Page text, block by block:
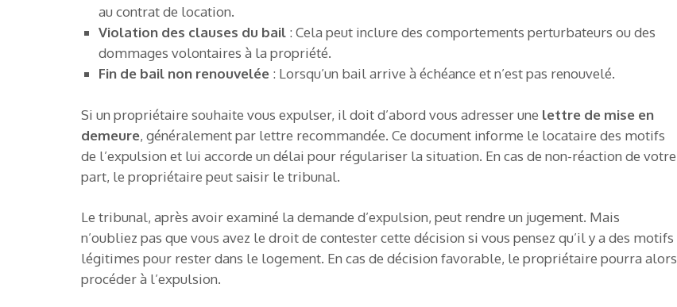
au contrat de location.
Violation des clauses du bail : Cela peut inclure des comportements perturbateurs ou des
dommages volontaires à la propriété.
Fin de bail non renouvelée : Lorsqu’un bail arrive à échéance et n’est pas renouvelé.
Si un propriétaire souhaite vous expulser, il doit d’abord vous adresser une lettre de mise en
demeure, généralement par lettre recommandée. Ce document informe le locataire des motifs
de l’expulsion et lui accorde un délai pour régulariser la situation. En cas de non-réaction de votre
part, le propriétaire peut saisir le tribunal.
Le tribunal, après avoir examiné la demande d’expulsion, peut rendre un jugement. Mais
n’oubliez pas que vous avez le droit de contester cette décision si vous pensez qu’il y a des motifs
légitimes pour rester dans le logement. En cas de décision favorable, le propriétaire pourra alors
procéder à l’expulsion.